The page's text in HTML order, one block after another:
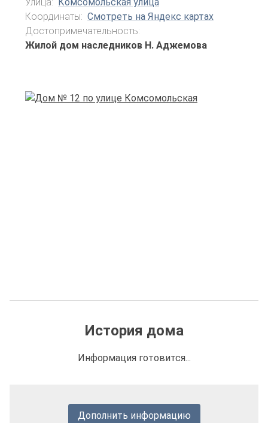
Координаты: Смотреть на Яндекс картах
Достопримечательность:
Жилой дом наследников Н. Аджемова
История дома
Информация готовится...
Дополнить информацию